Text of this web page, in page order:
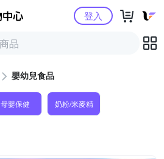
Yahoo購物中心登入
嬰幼兒食品
母嬰保健 奶粉/米麥精